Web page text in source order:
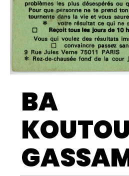
BA